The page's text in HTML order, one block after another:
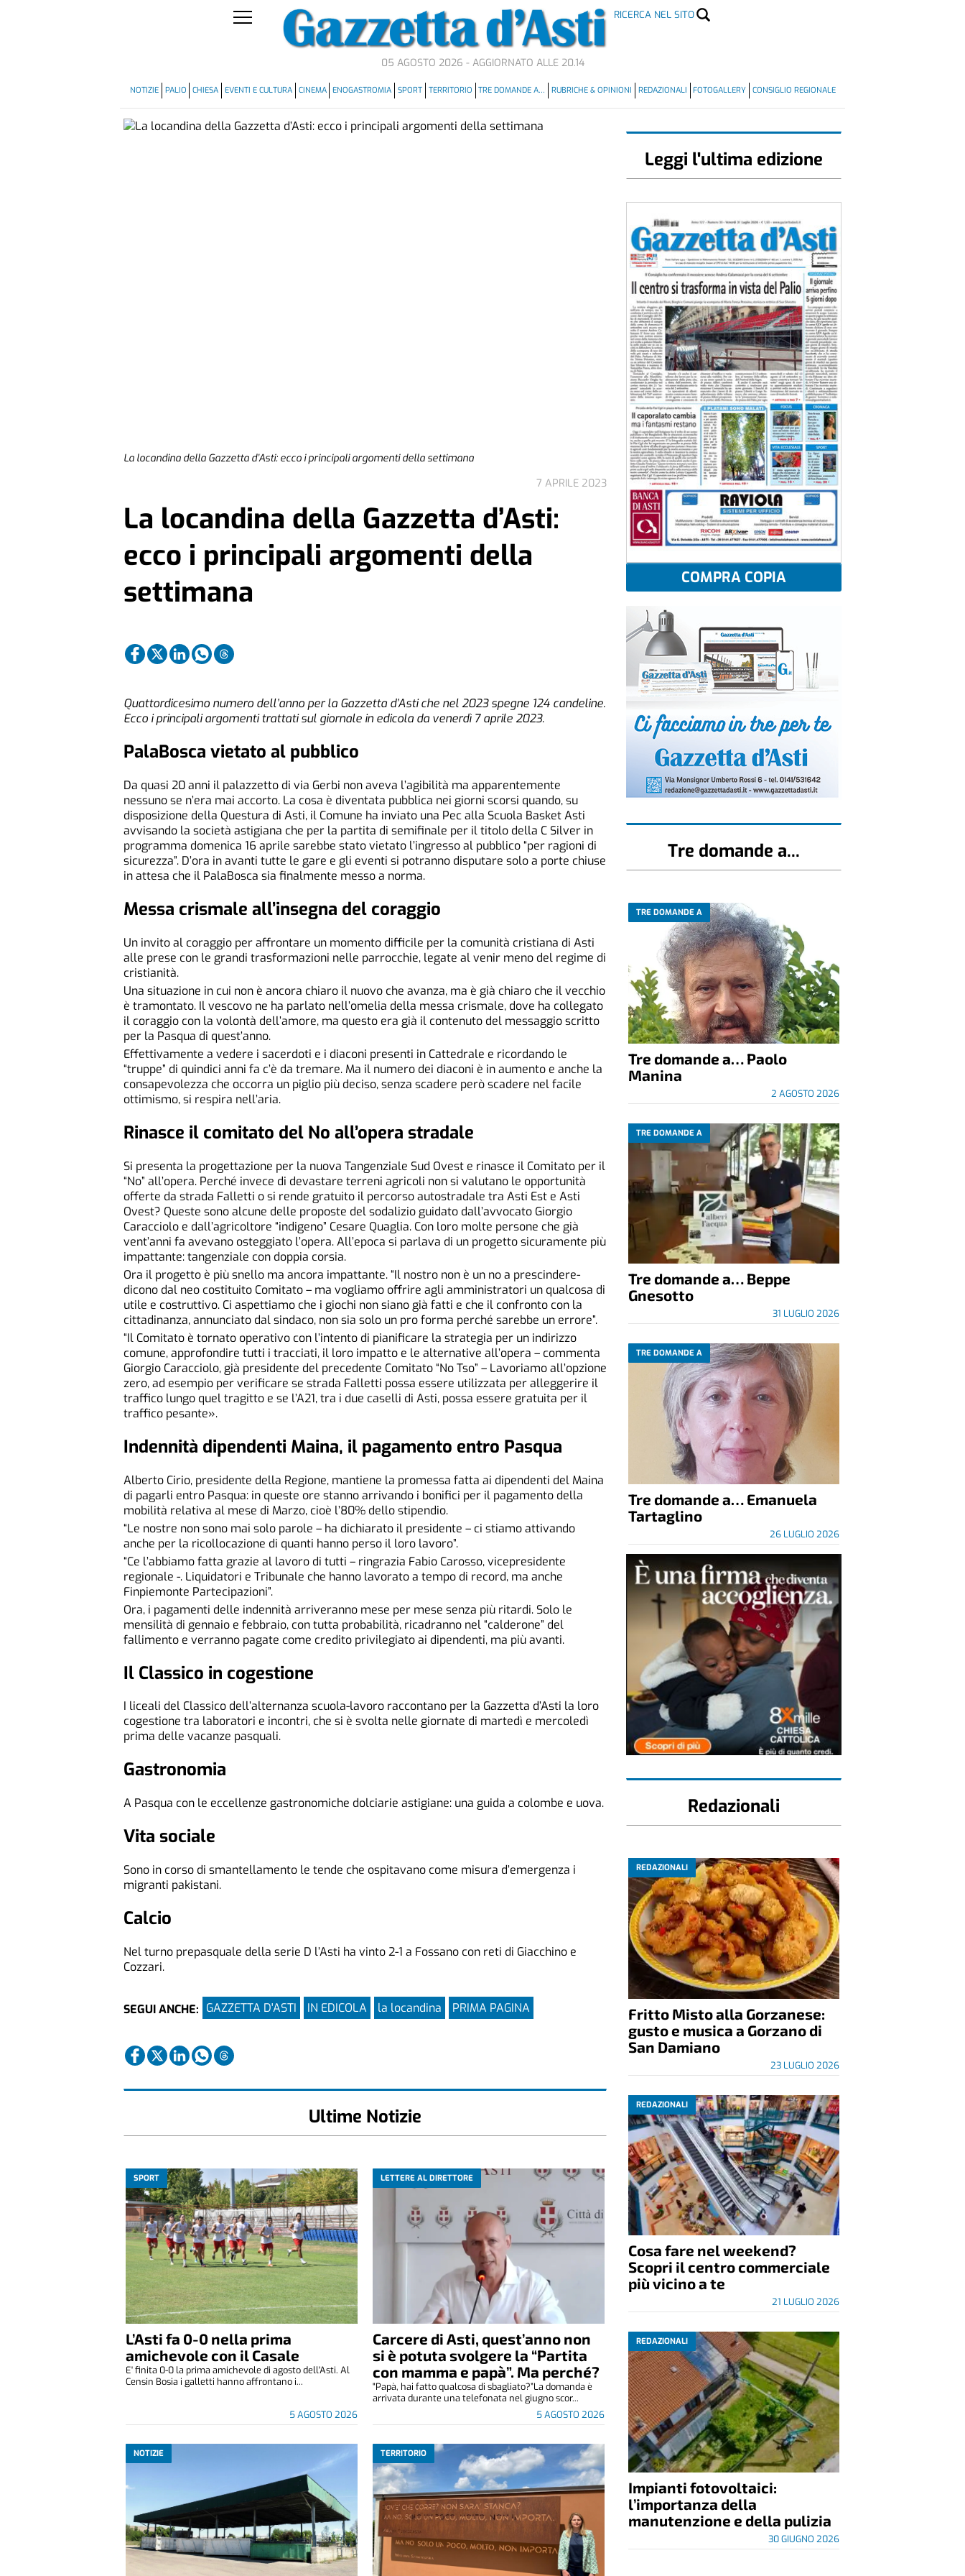
RICERCA NEL SITO
05 AGOSTO 2026 - AGGIORNATO ALLE 20.14
NOTIZIE PALIO CHIESA EVENTI E CULTURA CINEMA ENOGASTROMIA SPORT TERRITORIO TRE DOMANDE A… RUBRICHE & OPINIONI REDAZIONALI FOTOGALLERY CONSIGLIO REGIONALE
La locandina della Gazzetta d’Asti: ecco i principali argomenti della settimana
7 APRILE 2023
La locandina della Gazzetta d’Asti:
ecco i principali argomenti della
settimana
Quattordicesimo numero dell’anno per la Gazzetta d’Asti che nel 2023 spegne 124 candeline.
Ecco i principali argomenti trattati sul giornale in edicola da venerdì 7 aprile 2023.
PalaBosca vietato al pubblico
Da quasi 20 anni il palazzetto di via Gerbi non aveva l’agibilità ma apparentemente
nessuno se n’era mai accorto. La cosa è diventata pubblica nei giorni scorsi quando, su
disposizione della Questura di Asti, il Comune ha inviato una Pec alla Scuola Basket Asti
avvisando la società astigiana che per la partita di semifinale per il titolo della C Silver in
programma domenica 16 aprile sarebbe stato vietato l’ingresso al pubblico “per ragioni di
sicurezza”. D’ora in avanti tutte le gare e gli eventi si potranno disputare solo a porte chiuse
in attesa che il PalaBosca sia finalmente messo a norma.
Messa crismale all’insegna del coraggio
Un invito al coraggio per affrontare un momento difficile per la comunità cristiana di Asti
alle prese con le grandi trasformazioni nelle parrocchie, legate al venir meno del regime di
cristianità.
Una situazione in cui non è ancora chiaro il nuovo che avanza, ma è già chiaro che il vecchio
è tramontato. Il vescovo ne ha parlato nell’omelia della messa crismale, dove ha collegato
il coraggio con la volontà dell’amore, ma questo era già il contenuto del messaggio scritto
per la Pasqua di quest’anno.
Effettivamente a vedere i sacerdoti e i diaconi presenti in Cattedrale e ricordando le
“truppe” di quindici anni fa c’è da tremare. Ma il numero dei diaconi è in aumento e anche la
consapevolezza che occorra un piglio più deciso, senza scadere però scadere nel facile
ottimismo, si respira nell’aria.
Rinasce il comitato del No all’opera stradale
Si presenta la progettazione per la nuova Tangenziale Sud Ovest e rinasce il Comitato per il
“No” all’opera. Perché invece di devastare terreni agricoli non si valutano le opportunità
offerte da strada Falletti o si rende gratuito il percorso autostradale tra Asti Est e Asti
Ovest? Queste sono alcune delle proposte del sodalizio guidato dall’avvocato Giorgio
Caracciolo e dall’agricoltore “indigeno” Cesare Quaglia. Con loro molte persone che già
vent’anni fa avevano osteggiato l’opera. All’epoca si parlava di un progetto sicuramente più
impattante: tangenziale con doppia corsia.
Ora il progetto è più snello ma ancora impattante. “Il nostro non è un no a prescindere-
dicono dal neo costituito Comitato – ma vogliamo offrire agli amministratori un qualcosa di
utile e costruttivo. Ci aspettiamo che i giochi non siano già fatti e che il confronto con la
cittadinanza, annunciato dal sindaco, non sia solo un pro forma perché sarebbe un errore”.
“Il Comitato è tornato operativo con l’intento di pianificare la strategia per un indirizzo
comune, approfondire tutti i tracciati, il loro impatto e le alternative all’opera – commenta
Giorgio Caracciolo, già presidente del precedente Comitato “No Tso” – Lavoriamo all’opzione
zero, ad esempio per verificare se strada Falletti possa essere utilizzata per alleggerire il
traffico lungo quel tragitto e se l’A21, tra i due caselli di Asti, possa essere gratuita per il
traffico pesante».
Indennità dipendenti Maina, il pagamento entro Pasqua
Alberto Cirio, presidente della Regione, mantiene la promessa fatta ai dipendenti del Maina
di pagarli entro Pasqua: in queste ore stanno arrivando i bonifici per il pagamento della
mobilità relativa al mese di Marzo, cioè l’80% dello stipendio.
“Le nostre non sono mai solo parole – ha dichiarato il presidente – ci stiamo attivando
anche per la ricollocazione di quanti hanno perso il loro lavoro”.
“Ce l’abbiamo fatta grazie al lavoro di tutti – ringrazia Fabio Carosso, vicepresidente
regionale -. Liquidatori e Tribunale che hanno lavorato a tempo di record, ma anche
Finpiemonte Partecipazioni”.
Ora, i pagamenti delle indennità arriveranno mese per mese senza più ritardi. Solo le
mensilità di gennaio e febbraio, con tutta probabilità, ricadranno nel “calderone” del
fallimento e verranno pagate come credito privilegiato ai dipendenti, ma più avanti.
Il Classico in cogestione
I liceali del Classico dell’alternanza scuola-lavoro raccontano per la Gazzetta d’Asti la loro
cogestione tra laboratori e incontri, che si è svolta nelle giornate di martedì e mercoledì
prima delle vacanze pasquali.
Gastronomia
A Pasqua con le eccellenze gastronomiche dolciarie astigiane: una guida a colombe e uova.
Vita sociale
Sono in corso di smantellamento le tende che ospitavano come misura d’emergenza i
migranti pakistani.
Calcio
Nel turno prepasquale della serie D l’Asti ha vinto 2-1 a Fossano con reti di Giacchino e
Cozzari.
SEGUI ANCHE: GAZZETTA D'ASTI IN EDICOLA la locandina PRIMA PAGINA
Ultime Notizie
SPORT
L’Asti fa 0-0 nella prima
amichevole con il Casale
5 AGOSTO 2026
E' finita 0-0 la prima amichevole di agosto dell'Asti. Al
Censin Bosia i galletti hanno affrontano i...
LETTERE AL DIRETTORE
Carcere di Asti, quest’anno non
si è potuta svolgere la “Partita
con mamma e papà”. Ma perché?
5 AGOSTO 2026
"Papà, hai fatto qualcosa di sbagliato?”La domanda è
arrivata durante una telefonata nel giugno scor...
NOTIZIE TERRITORIO
Leggi l'ultima edizione
COMPRA COPIA
Tre domande a...
TRE DOMANDE A
Tre domande a… Paolo
Manina
2 AGOSTO 2026
TRE DOMANDE A
Tre domande a… Beppe
Gnesotto
31 LUGLIO 2026
TRE DOMANDE A
Tre domande a… Emanuela
Tartaglino
26 LUGLIO 2026
Redazionali
REDAZIONALI
Fritto Misto alla Gorzanese:
gusto e musica a Gorzano di
San Damiano
23 LUGLIO 2026
REDAZIONALI
Cosa fare nel weekend?
Scopri il centro commerciale
più vicino a te
21 LUGLIO 2026
REDAZIONALI
Impianti fotovoltaici:
l’importanza della
manutenzione e della pulizia
30 GIUGNO 2026